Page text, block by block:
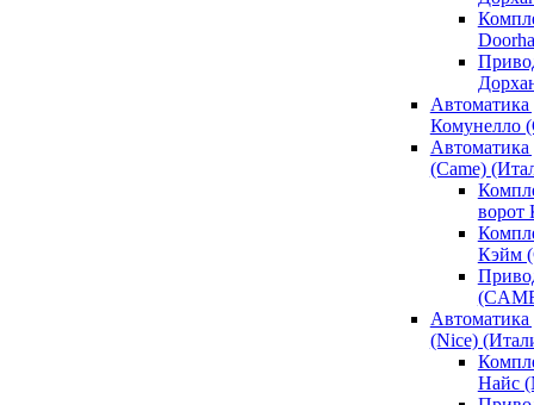
Автоматика
Комунелло
(Came)
ворот
Кэйм
Автоматика
(Nice)
Найс